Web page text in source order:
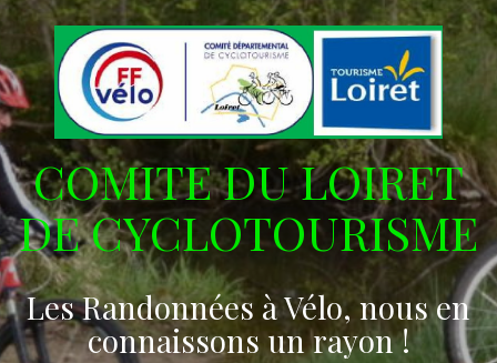
COMITE DU LOIRET
DE CYCLOTOURISME
Les Randonnées à Vélo, nous en
connaissons un rayon !